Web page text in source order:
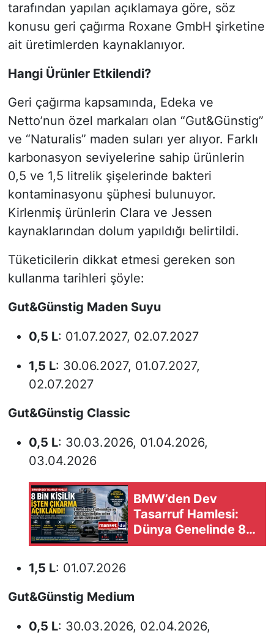
tarafından yapılan açıklamaya göre, söz
konusu geri çağırma Roxane GmbH şirketine
ait üretimlerden kaynaklanıyor.
Hangi Ürünler Etkilendi?
Geri çağırma kapsamında, Edeka ve
Netto’nun özel markaları olan “Gut&Günstig”
ve “Naturalis” maden suları yer alıyor. Farklı
karbonasyon seviyelerine sahip ürünlerin
0,5 ve 1,5 litrelik şişelerinde bakteri
kontaminasyonu şüphesi bulunuyor.
Kirlenmiş ürünlerin Clara ve Jessen
kaynaklarından dolum yapıldığı belirtildi.
Tüketicilerin dikkat etmesi gereken son
kullanma tarihleri şöyle:
Gut&Günstig Maden Suyu
0,5 L: 01.07.2027, 02.07.2027
1,5 L: 30.06.2027, 01.07.2027,
02.07.2027
Gut&Günstig Classic
0,5 L: 30.03.2026, 01.04.2026,
03.04.2026
BMW’den Dev
Tasarruf Hamlesi:
Dünya Genelinde 8
Bin Pozisyon
1,5 L: 01.07.2026
Gut&Günstig Medium
0,5 L: 30.03.2026, 02.04.2026,